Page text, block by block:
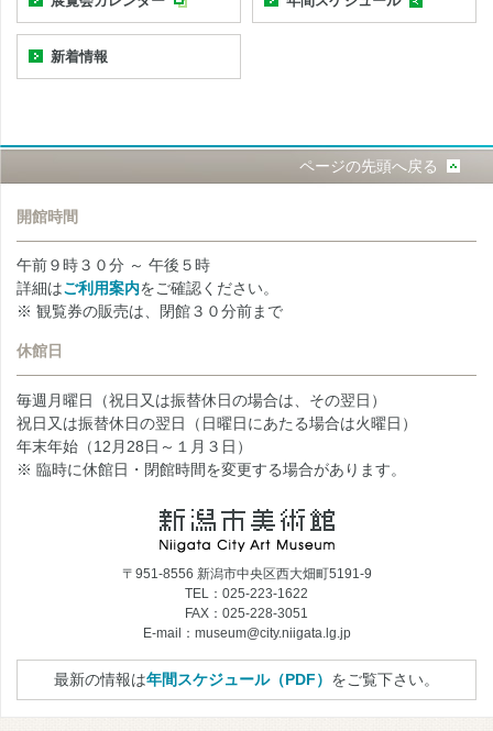
新着情報
ページの先頭へ戻る
開館時間
午前９時３０分 ～ 午後５時
詳細はご利用案内をご確認ください。
※ 観覧券の販売は、閉館３０分前まで
休館日
毎週月曜日（祝日又は振替休日の場合は、その翌日）
祝日又は振替休日の翌日（日曜日にあたる場合は火曜日）
年末年始（12月28日～１月３日）
※ 臨時に休館日・閉館時間を変更する場合があります。
〒951-8556 新潟市中央区西大畑町5191-9
TEL：025-223-1622
FAX：025-228-3051
E-mail：museum@city.niigata.lg.jp
最新の情報は年間スケジュール（PDF） をご覧下さい。